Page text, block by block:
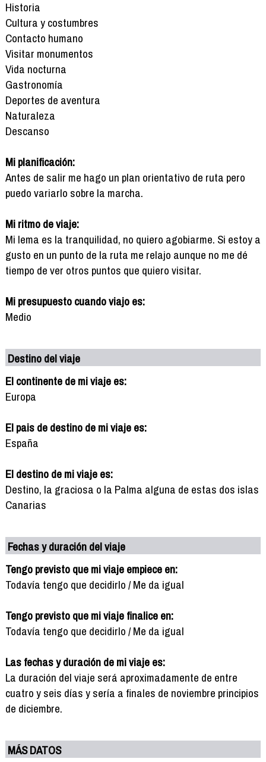
Historia
Cultura y costumbres
Contacto humano
Visitar monumentos
Vida nocturna
Gastronomía
Deportes de aventura
Naturaleza
Descanso
Mi planificación:
Antes de salir me hago un plan orientativo de ruta pero
puedo variarlo sobre la marcha.
Mi ritmo de viaje:
Mi lema es la tranquilidad, no quiero agobiarme. Si estoy a
gusto en un punto de la ruta me relajo aunque no me dé
tiempo de ver otros puntos que quiero visitar.
Mi presupuesto cuando viajo es:
Medio
Destino del viaje
El continente de mi viaje es:
Europa
El pais de destino de mi viaje es:
España
El destino de mi viaje es:
Destino, la graciosa o la Palma alguna de estas dos islas
Canarias
Fechas y duración del viaje
Tengo previsto que mi viaje empiece en:
Todavía tengo que decidirlo / Me da igual
Tengo previsto que mi viaje finalice en:
Todavía tengo que decidirlo / Me da igual
Las fechas y duración de mi viaje es:
La duración del viaje será aproximadamente de entre
cuatro y seis días y sería a finales de noviembre principios
de diciembre.
MÁS DATOS